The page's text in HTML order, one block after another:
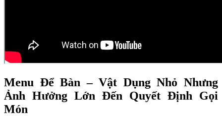
Menu Để Bàn – Vật Dụng Nhỏ Nhưng
Ảnh Hưởng Lớn Đến Quyết Định Gọi
Món